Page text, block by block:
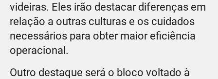
videiras. Eles irão destacar diferenças em
relação a outras culturas e os cuidados
necessários para obter maior eficiência
operacional.
Outro destaque será o bloco voltado à